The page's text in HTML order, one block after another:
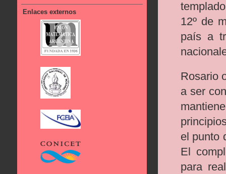
Enlaces externos
12º de
país a
Rosario
a ser
el punto
El
para